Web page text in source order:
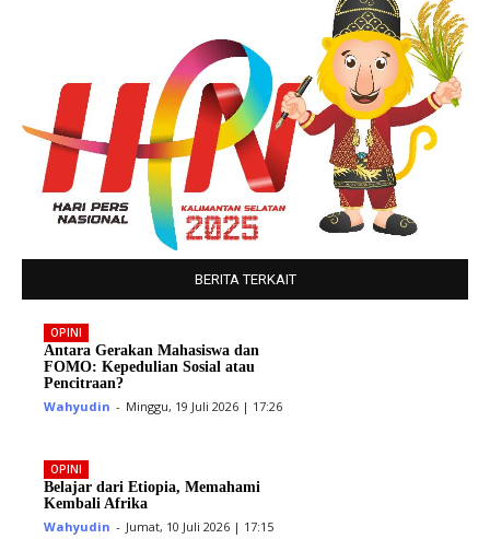
BERITA TERKAIT
OPINI
Antara Gerakan Mahasiswa dan
FOMO: Kepedulian Sosial atau
Pencitraan?
Wahyudin - Minggu, 19 Juli 2026 | 17:26
OPINI
Belajar dari Etiopia, Memahami
Kembali Afrika
Wahyudin - Jumat, 10 Juli 2026 | 17:15